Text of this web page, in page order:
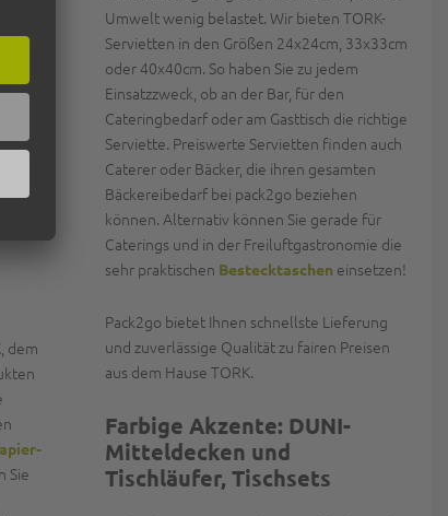
zu
dem
Sie
Umwelt wenig belastet. Wir bieten TORK-
Servietten in den Größen 24x24cm, 33x33cm
oder 40x40cm. So haben Sie zu jedem
Einsatzzweck, ob an der Bar, für den
Cateringbedarf oder am Gasttisch die richtige
Serviette. Preiswerte Servietten finden auch
Caterer oder Bäcker, die ihren gesamten
Bäckereibedarf bei pack2go beziehen
können. Alternativ können Sie gerade für
Caterings und in der Freiluftgastronomie die
sehr praktischen Bestecktascheneinsetzen!
Pack2go bietet Ihnen schnellste Lieferung
und zuverlässige Qualität zu fairen Preisen
aus dem Hause TORK.
Farbige Akzente: DUNI-
Mitteldecken und
Tischläufer, Tischsets